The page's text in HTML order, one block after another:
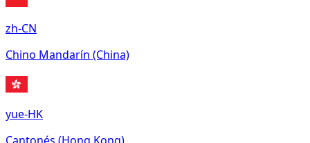
zh-CN
Chino Mandarín (China)
yue-HK